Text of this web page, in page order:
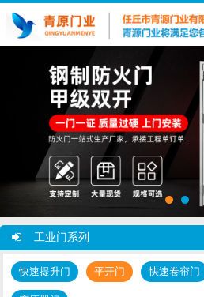
工业门系列
快速提升门 平开门 快速卷帘门